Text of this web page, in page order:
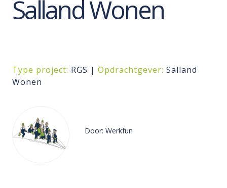
Salland Wonen
Type project: RGS | Opdrachtgever: Salland
Wonen
Door: Werkfun